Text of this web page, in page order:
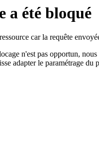
a été bloqué
car la requête
n'est pas opportun,
adapter le paramétrage du